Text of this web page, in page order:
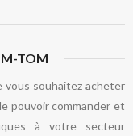
TOM
vous souhaitez acheter
pouvoir commander et
à votre secteur